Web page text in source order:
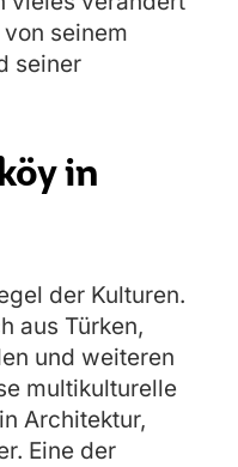
seinem
seiner
in
der Kulturen.
aus Türken,
und weiteren
multikulturelle
Architektur,
Eine der